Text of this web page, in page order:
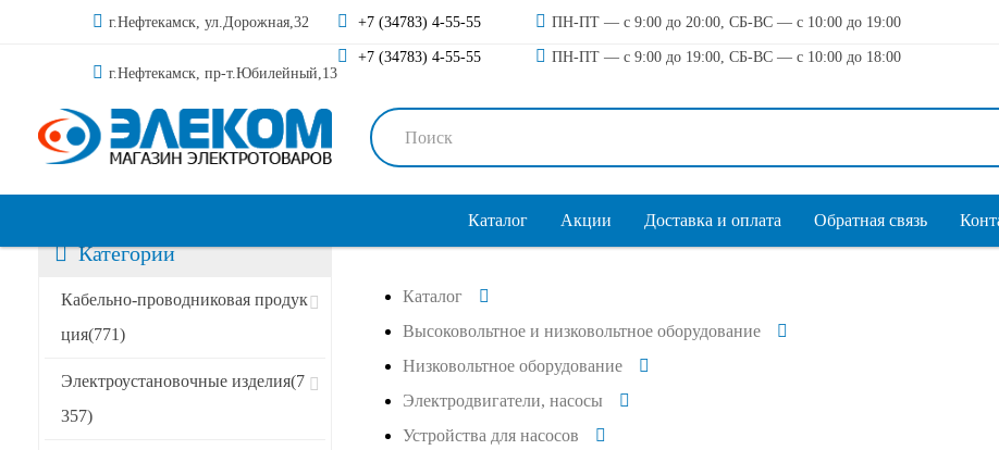
г.Нефтекамск, ул.Дорожная,32
г.Нефтекамск, пр-т.Юбилейный,13
+7 (34783) 4-55-55
+7 (34783) 4-55-55
ПН-ПТ — с 9:00 до 20:00, СБ-ВС — с 10:00 до 19:00
ПН-ПТ — с 9:00 до 19:00, СБ-ВС — с 10:00 до 18:00
Каталог Акции Доставка и оплата Обратная связь
Категории
Кабельно-проводниковая продук
ция(771)
Электроустановочные изделия(7
357)
Каталог
Высоковольтное и низковольтное оборудование
Низковольтное оборудование
Электродвигатели, насосы
Устройства для насосов